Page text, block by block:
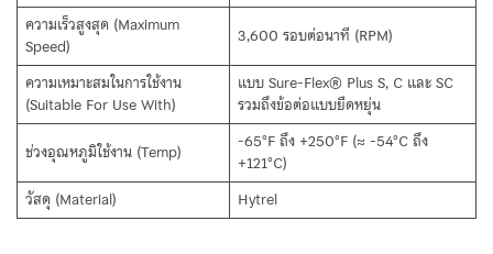
ความเร็วสูงสุด (Maximum
Speed)
3,600 รอบต่อนาที (RPM)
ความเหมาะสมในการใช้งาน
(Suitable For Use With)
แบบ Sure-Flex® Plus S, C และ SC
รวมถึงข้อต่อแบบยืดหยุ่น
ช่วงอุณหภูมิใช้งาน (Temp)
-65°F ถึง +250°F (≈ -54°C ถึง
+121°C)
วัสดุ (Material)
Hytrel